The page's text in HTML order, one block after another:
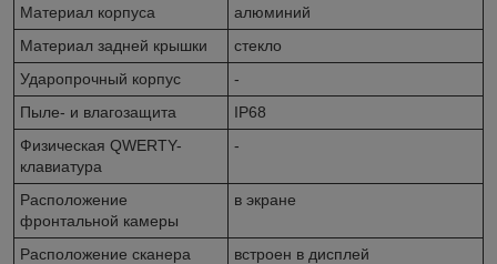
Материал корпуса
алюминий
Материал задней крышки
стекло
Ударопрочный корпус
-
Пыле- и влагозащита
IP68
Физическая QWERTY-
клавиатура
-
Расположение
фронтальной камеры
в экране
Расположение сканера
встроен в дисплей